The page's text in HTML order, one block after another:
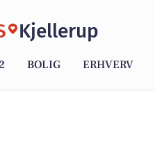
Kjellerup
BOLIG ERHVERV